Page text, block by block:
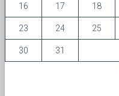
16 17 18
23 24 25
30
31